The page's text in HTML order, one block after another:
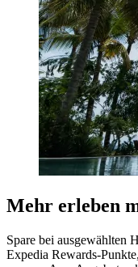
Mehr erleben
Spare bei ausgewählten
Expedia Rewards-